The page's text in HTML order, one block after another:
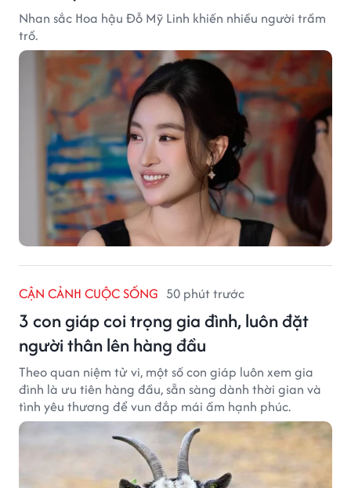
Nhan sắc Hoa hậu Đỗ Mỹ Linh khiến nhiều người trầm
trồ.
CẬN CẢNH CUỘC SỐNG 50 phút trước
3 con giáp coi trọng gia đình, luôn đặt
người thân lên hàng đầu
Theo quan niệm tử vi, một số con giáp luôn xem gia
đình là ưu tiên hàng đầu, sẵn sàng dành thời gian và
tình yêu thương để vun đắp mái ấm hạnh phúc.